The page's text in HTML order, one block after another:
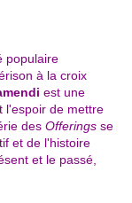
populaire
à la croix
est une
l'espoir de mettre
des Offerings se
et de l'histoire
et le passé,